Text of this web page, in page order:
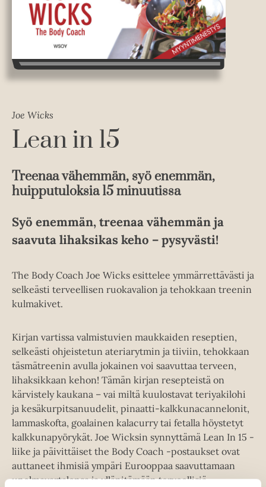
Joe Wicks
Lean in 15
Treenaa vähemmän, syö enemmän,
huipputuloksia 15 minuutissa
Syö enemmän, treenaa vähemmän ja
saavuta lihaksikas keho – pysyvästi!
The Body Coach Joe Wicks esittelee ymmärrettävästi ja
selkeästi terveellisen ruokavalion ja tehokkaan treenin
kulmakivet.
Kirjan vartissa valmistuvien maukkaiden reseptien,
selkeästi ohjeistetun ateriarytmin ja tiiviin, tehokkaan
täsmätreenin avulla jokainen voi saavuttaa terveen,
lihaksikkaan kehon! Tämän kirjan resepteistä on
kärvistely kaukana – vai miltä kuulostavat teriyakilohi
ja kesäkurpitsanuudelit, pinaatti-kalkkunacannelonit,
lammaskofta, goalainen kalacurry tai fetalla höystetyt
kalkkunapyörykät. Joe Wicksin synnyttämä Lean In 15 -
liike ja päivittäiset the Body Coach -postaukset ovat
auttaneet ihmisiä ympäri Eurooppaa saavuttamaan
unelmavartalonsa ja ylläpitämään terveellisiä